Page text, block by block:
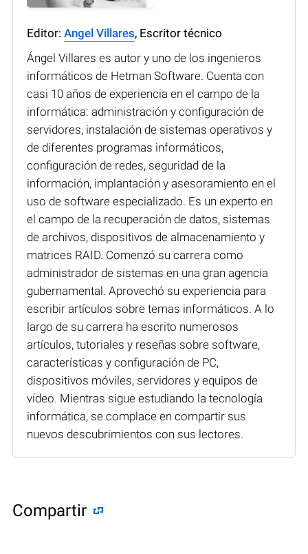
Editor: Angel Villares, Escritor técnico
Ángel Villares es autor y uno de los ingenieros
informáticos de Hetman Software. Cuenta con
casi 10 años de experiencia en el campo de la
informática: administración y configuración de
servidores, instalación de sistemas operativos y
de diferentes programas informáticos,
configuración de redes, seguridad de la
información, implantación y asesoramiento en el
uso de software especializado. Es un experto en
el campo de la recuperación de datos, sistemas
de archivos, dispositivos de almacenamiento y
matrices RAID. Comenzó su carrera como
administrador de sistemas en una gran agencia
gubernamental. Aprovechó su experiencia para
escribir artículos sobre temas informáticos. A lo
largo de su carrera ha escrito numerosos
artículos, tutoriales y reseñas sobre software,
características y configuración de PC,
dispositivos móviles, servidores y equipos de
vídeo. Mientras sigue estudiando la tecnología
informática, se complace en compartir sus
nuevos descubrimientos con sus lectores.
Compartir